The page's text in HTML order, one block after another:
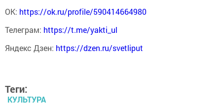
ОК: https://ok.ru/profile/590414664980
Телеграм: https://t.me/yakti_ul
Яндекс Дзен: https://dzen.ru/svetliput
Теги:
КУЛЬТУРА